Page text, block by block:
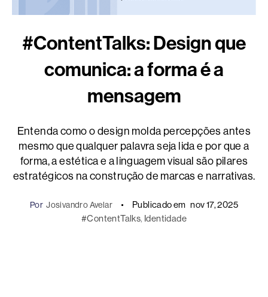
#ContentTalks: Design que
comunica: a forma é a
mensagem
Entenda como o design molda percepções antes
mesmo que qualquer palavra seja lida e por que a
forma, a estética e a linguagem visual são pilares
estratégicos na construção de marcas e narrativas.
Por Josivandro Avelar Publicado em nov 17, 2025
#ContentTalks, Identidade